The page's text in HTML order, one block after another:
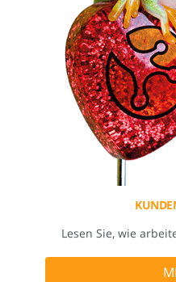
Lesen Sie, wie